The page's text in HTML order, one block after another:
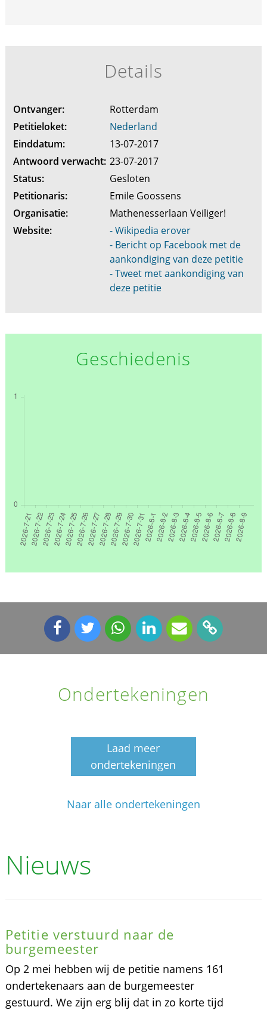
Details
Ontvanger:
Rotterdam
Petitieloket:
Nederland
Einddatum:
13-07-2017
Antwoord verwacht: 23-07-2017
Status:
Gesloten
Petitionaris:
Emile Goossens
Organisatie:
Mathenesserlaan Veiliger!
Website:
- Wikipedia erover
- Bericht op Facebook met de
aankondiging van deze petitie
- Tweet met aankondiging van
deze petitie
Geschiedenis
Ondertekeningen
Laad meer
ondertekeningen
Naar alle ondertekeningen
Nieuws
Petitie verstuurd naar de
burgemeester
Op 2 mei hebben wij de petitie namens 161
ondertekenaars aan de burgemeester
gestuurd. We zijn erg blij dat in zo korte tijd